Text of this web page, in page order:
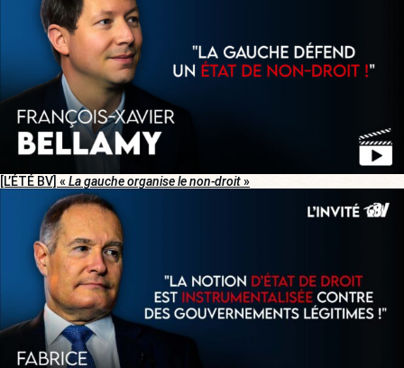
[L’ÉTÉ BV] « La gauche organise le non-droit»